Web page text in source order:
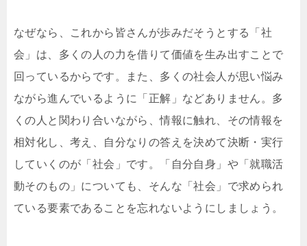
なぜなら、これから皆さんが歩みだそうとする「社
会」は、多くの人の力を借りて価値を生み出すことで
回っているからです。また、多くの社会人が思い悩み
ながら進んでいるように「正解」などありません。多
くの人と関わり合いながら、情報に触れ、その情報を
相対化し、考え、自分なりの答えを決めて決断・実行
していくのが「社会」です。「自分自身」や「就職活
動そのもの」についても、そんな「社会」で求められ
ている要素であることを忘れないようにしましょう。